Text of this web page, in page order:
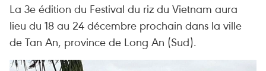
La 3e édition du Festival du riz du Vietnam aura
lieu du 18 au 24 décembre prochain dans la ville
de Tan An, province de Long An (Sud).